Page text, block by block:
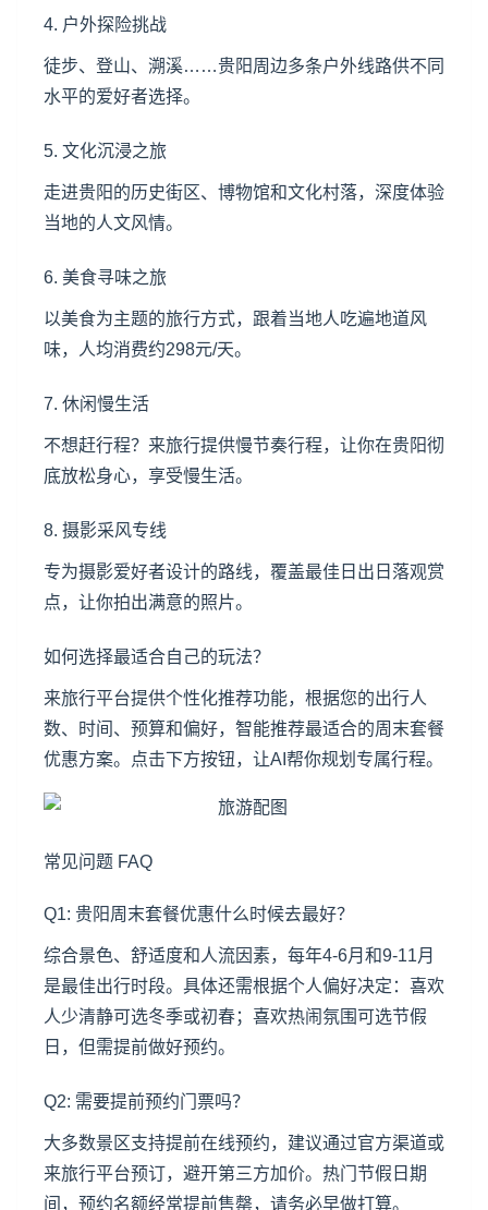
4. 户外探险挑战
徒步、登山、溯溪……贵阳周边多条户外线路供不同
水平的爱好者选择。
5. 文化沉浸之旅
走进贵阳的历史街区、博物馆和文化村落，深度体验
当地的人文风情。
6. 美食寻味之旅
以美食为主题的旅行方式，跟着当地人吃遍地道风
味，人均消费约298元/天。
7. 休闲慢生活
不想赶行程？来旅行提供慢节奏行程，让你在贵阳彻
底放松身心，享受慢生活。
8. 摄影采风专线
专为摄影爱好者设计的路线，覆盖最佳日出日落观赏
点，让你拍出满意的照片。
如何选择最适合自己的玩法？
来旅行平台提供个性化推荐功能，根据您的出行人
数、时间、预算和偏好，智能推荐最适合的周末套餐
优惠方案。点击下方按钮，让AI帮你规划专属行程。
常见问题 FAQ
Q1: 贵阳周末套餐优惠什么时候去最好？
综合景色、舒适度和人流因素，每年4-6月和9-11月
是最佳出行时段。具体还需根据个人偏好决定：喜欢
人少清静可选冬季或初春；喜欢热闹氛围可选节假
日，但需提前做好预约。
Q2: 需要提前预约门票吗？
大多数景区支持提前在线预约，建议通过官方渠道或
来旅行平台预订，避开第三方加价。热门节假日期
间，预约名额经常提前售罄，请务必早做打算。